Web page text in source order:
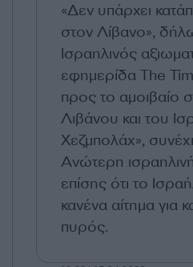
«Δεν υπάρχει
στον Λίβανο»,
Ισραηλινός
εφημερίδα The
προς το αμοιβαίο
Λιβάνου και του
Χεζμπολάχ»,
Ανώτερη
επίσης ότι το
κανένα αίτημα για
πυρός.